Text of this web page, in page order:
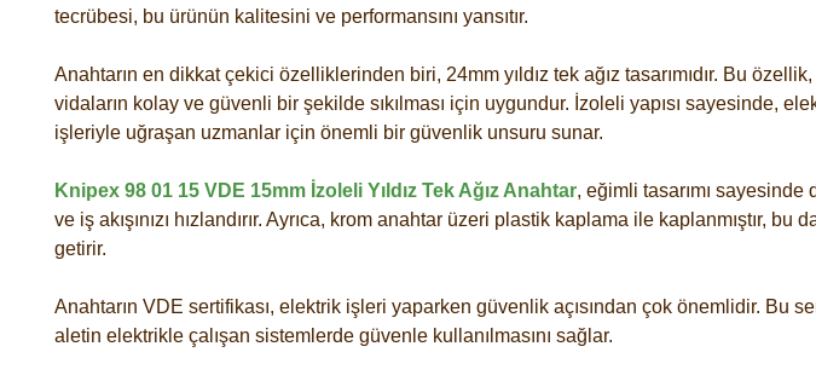
tecrübesi, bu ürünün kalitesini ve performansını yansıtır.
Anahtarın en dikkat çekici özelliklerinden biri, 24mm yıldız tek ağız tasarımıdır. Bu
vidaların kolay ve güvenli bir şekilde sıkılması için uygundur. İzoleli yapısı sayesinde,
işleriyle uğraşan uzmanlar için önemli bir güvenlik unsuru sunar.
Knipex 98 01 15 VDE 15mm İzoleli Yıldız Tek Ağız Anahtar, eğimli tasarımı
ve iş akışınızı hızlandırır. Ayrıca, krom anahtar üzeri plastik kaplama ile kaplanmıştır,
getirir.
Anahtarın VDE sertifikası, elektrik işleri yaparken güvenlik açısından çok önemlidir. Bu
aletin elektrikle çalışan sistemlerde güvenle kullanılmasını sağlar.